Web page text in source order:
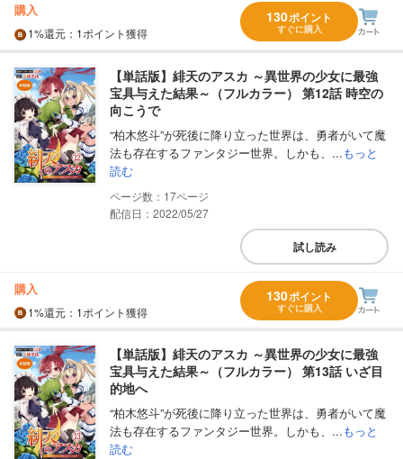
購入
1%還元 ：1ポイント獲得
130ポイント
すぐに購入
【単話版】緋天のアスカ ～異世界の少女に最強
宝具与えた結果～（フルカラー） 第12話 時空の
向こうで
“柏木悠斗”が死後に降り立った世界は、勇者がいて魔
法も存在するファンタジー世界。しかも、...もっと
読む
17
配信日：2022/05/27
試し読み
購入
1%還元 ：1ポイント獲得
130ポイント
すぐに購入
【単話版】緋天のアスカ ～異世界の少女に最強
宝具与えた結果～（フルカラー） 第13話 いざ目
的地へ
“柏木悠斗”が死後に降り立った世界は、勇者がいて魔
法も存在するファンタジー世界。しかも、...もっと
読む